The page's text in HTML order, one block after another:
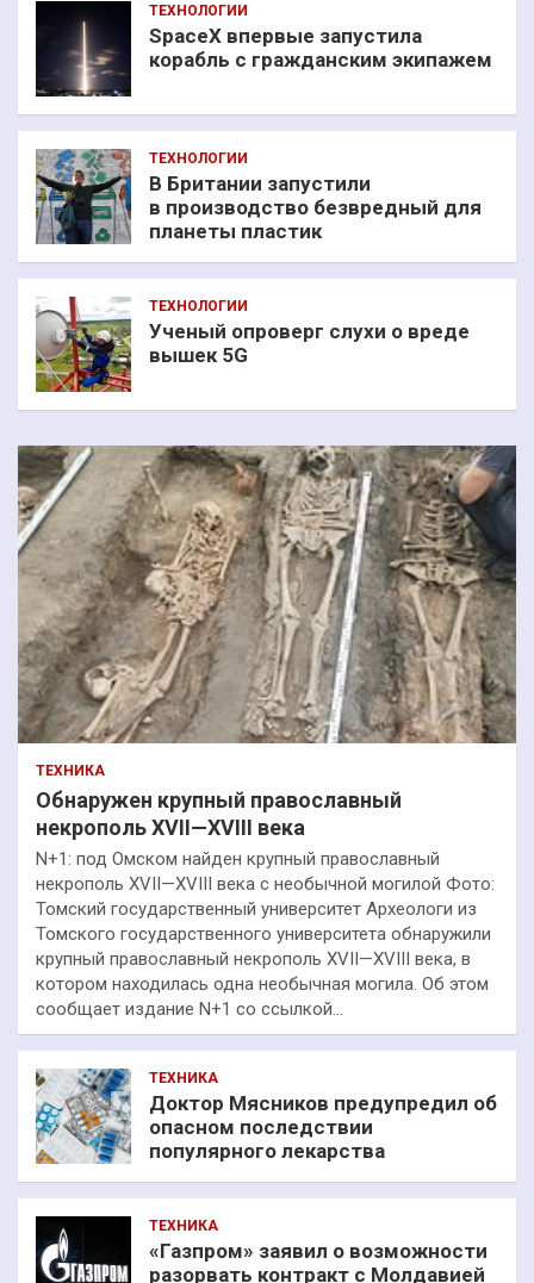
ТЕХНОЛОГИИ
SpaceX впервые запустила
корабль с гражданским экипажем
ТЕХНОЛОГИИ
В Британии запустили
в производство безвредный для
планеты пластик
ТЕХНОЛОГИИ
Ученый опроверг слухи о вреде
вышек 5G
ТЕХНИКА
Обнаружен крупный православный
некрополь XVII—XVIII века
N+1: под Омском найден крупный православный
некрополь XVII—XVIII века с необычной могилой Фото:
Томский государственный университет Археологи из
Томского государственного университета обнаружили
крупный православный некрополь XVII—XVIII века, в
котором находилась одна необычная могила. Об этом
сообщает издание N+1 со ссылкой…
ТЕХНИКА
Доктор Мясников предупредил об
опасном последствии
популярного лекарства
ТЕХНИКА
«Газпром» заявил о возможности
разорвать контракт с Молдавией